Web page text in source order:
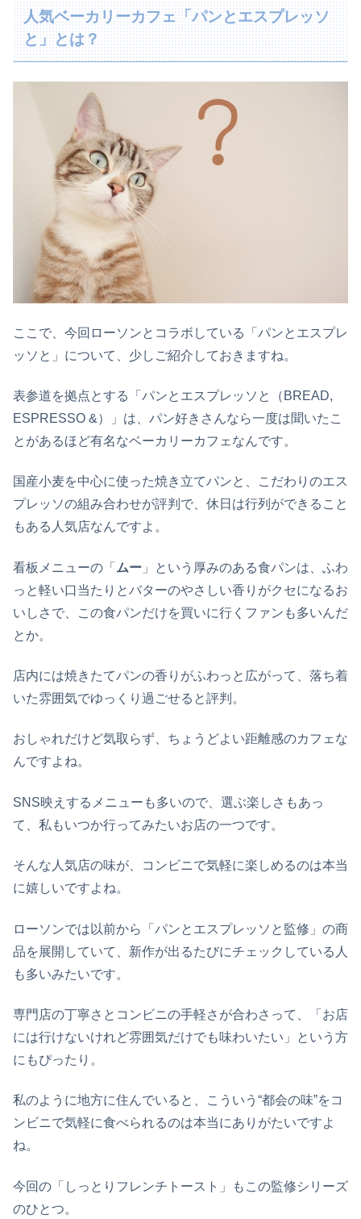
人気ベーカリーカフェ「パンとエスプレッソ
と」とは？
ここで、今回ローソンとコラボしている「パンとエスプレ
ッソと」について、少しご紹介しておきますね。
表参道を拠点とする「パンとエスプレッソと（BREAD,
ESPRESSO &）」は、パン好きさんなら一度は聞いたこ
とがあるほど有名なベーカリーカフェなんです。
国産小麦を中心に使った焼き立てパンと、こだわりのエス
プレッソの組み合わせが評判で、休日は行列ができること
もある人気店なんですよ。
看板メニューの「 ムー 」という厚みのある食パンは、ふわ
っと軽い口当たりとバターのやさしい香りがクセになるお
いしさで、この食パンだけを買いに行くファンも多いんだ
とか。
店内には焼きたてパンの香りがふわっと広がって、落ち着
いた雰囲気でゆっくり過ごせると評判。
おしゃれだけど気取らず、ちょうどよい距離感のカフェな
んですよね。
SNS映えするメニューも多いので、選ぶ楽しさもあっ
て、私もいつか行ってみたいお店の一つです。
そんな人気店の味が、コンビニで気軽に楽しめるのは本当
に嬉しいですよね。
ローソンでは以前から「パンとエスプレッソと監修」の商
品を展開していて、新作が出るたびにチェックしている人
も多いみたいです。
専門店の丁寧さとコンビニの手軽さが合わさって、「お店
には行けないけれど雰囲気だけでも味わいたい」という方
にもぴったり。
私のように地方に住んでいると、こういう“都会の味”をコ
ンビニで気軽に食べられるのは本当にありがたいですよ
ね。
今回の「しっとりフレンチトースト」もこの監修シリーズ
のひとつ。